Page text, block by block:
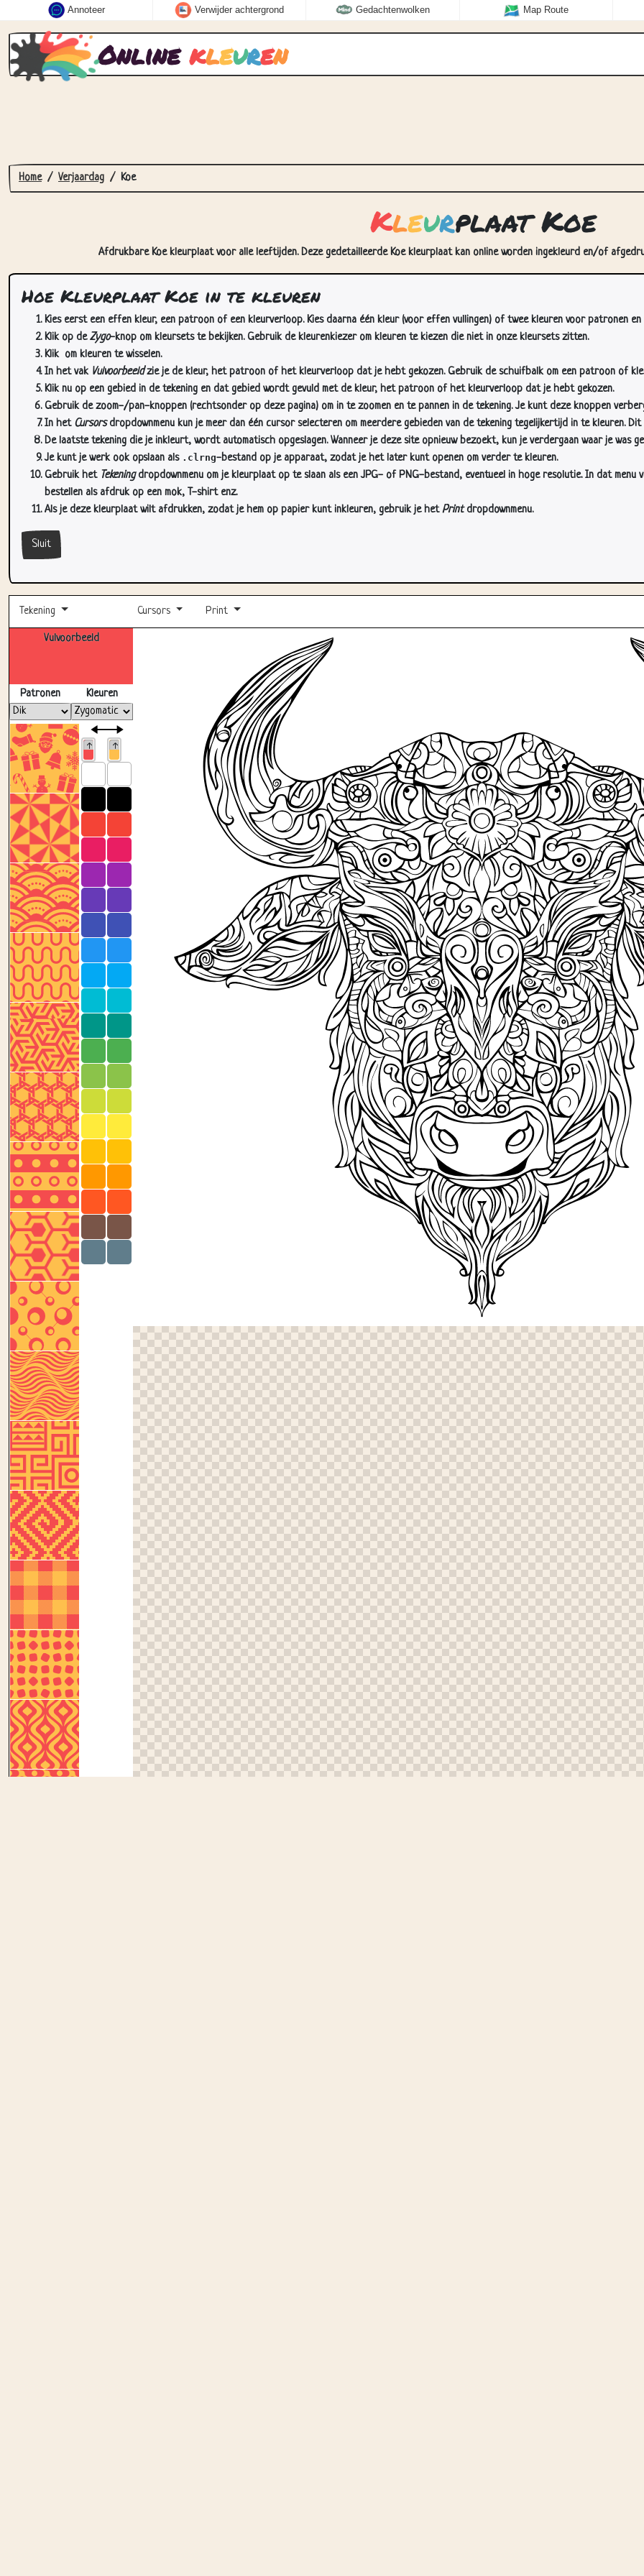
Annoteer Verwijder achtergrond Gedachtenwolken Map Route
Online kleuren
Home Verjaardag Koe
Kleurplaat Koe
Afdrukbare Koe kleurplaat voor alle leeftijden. Deze gedetailleerde Koe kleurplaat kan online worden ingekleurd en/of
Hoe Kleurplaat Koe in te kleuren
Kies eerst een effen kleur, een patroon of een kleurverloop. Kies daarna één kleur (voor effen vullingen) of twee kleuren voor patronen en
Klik op deZygo-knop om kleursets te bekijken. Gebruik de kleurenkiezer om kleuren te kiezen die niet in onze kleursets zitten.
Klik om kleuren te wisselen.
In het vak Vulvoorbeeldzie je de kleur, het patroon of het kleurverloop dat je hebt gekozen. Gebruik de schuifbalk om een patroon of
Klik nu op een gebied in de tekening en dat gebied wordt gevuld met de kleur, het patroon of het kleurverloop dat je hebt gekozen.
Gebruik de zoom-/pan-knoppen (rechtsonder op deze pagina) om in te zoomen en te pannen in de tekening. Je kunt deze knoppen
In het Cursorsdropdownmenu kun je meer dan één cursor selecteren om meerdere gebieden van de tekening tegelijkertijd in te kleuren. Dit
De laatste tekening die je inkleurt, wordt automatisch opgeslagen. Wanneer je deze site opnieuw bezoekt, kun je verdergaan waar je was
Je kunt je werk ook opslaan als .clrng-bestand op je apparaat, zodat je het later kunt openen om verder te kleuren.
Gebruik het Tekeningdropdownmenu om je kleurplaat op te slaan als een JPG- of PNG-bestand, eventueel in hoge resolutie. In dat
bestellen als afdruk op een mok, T-shirt enz.
Als je deze kleurplaat wilt afdrukken, zodat je hem op papier kunt inkleuren, gebruik je hetPrintdropdownmenu.
Sluit
Tekening Cursors Print
Vulvoorbeeld
Patronen Kleuren